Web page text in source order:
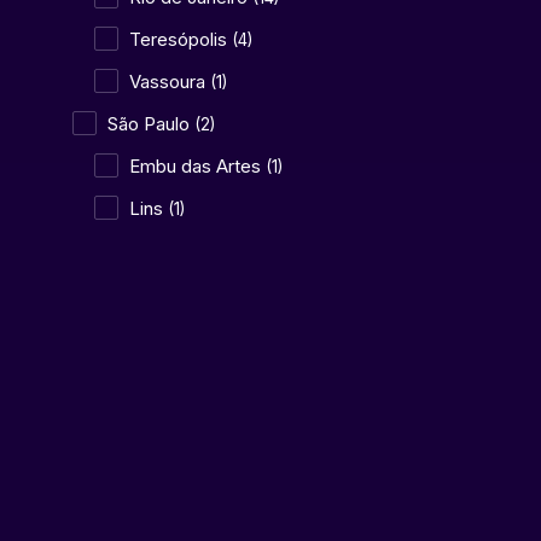
Teresópolis (4)
Vassoura (1)
São Paulo (2)
Embu das Artes (1)
Lins (1)